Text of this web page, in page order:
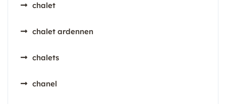
chalet
chalet ardennen
chalets
chanel